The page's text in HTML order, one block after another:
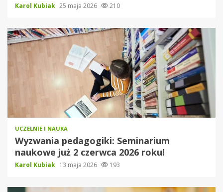
Karol Kubiak 25 maja 2026 210
UCZELNIE I NAUKA
Wyzwania pedagogiki: Seminarium
naukowe już 2 czerwca 2026 roku!
Karol Kubiak 13 maja 2026 193